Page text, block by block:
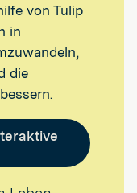
von Tulip
in
die